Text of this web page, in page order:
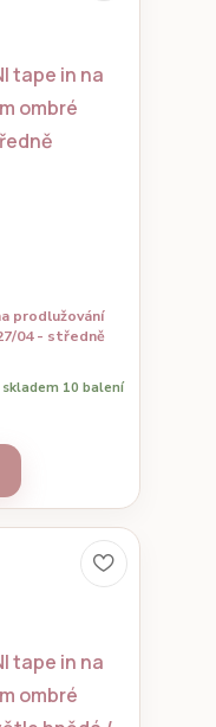
prodlužování
04 - středně
skladem 10 balení